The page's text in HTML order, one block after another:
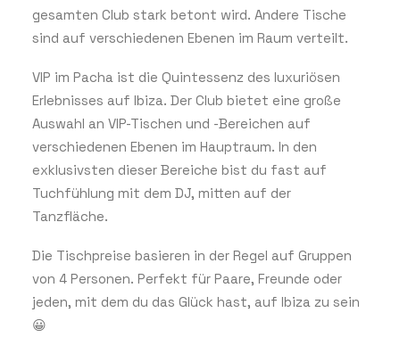
gesamten Club stark betont wird. Andere Tische
sind auf verschiedenen Ebenen im Raum verteilt.
VIP im Pacha ist die Quintessenz des luxuriösen
Erlebnisses auf Ibiza. Der Club bietet eine große
Auswahl an VIP-Tischen und -Bereichen auf
verschiedenen Ebenen im Hauptraum. In den
exklusivsten dieser Bereiche bist du fast auf
Tuchfühlung mit dem DJ, mitten auf der
Tanzfläche.
Die Tischpreise basieren in der Regel auf Gruppen
von 4 Personen. Perfekt für Paare, Freunde oder
jeden, mit dem du das Glück hast, auf Ibiza zu sein
😀